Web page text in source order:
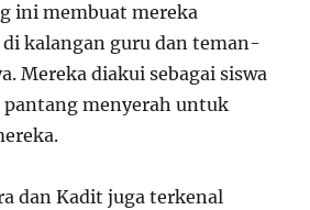
ini membuat mereka
kalangan guru dan teman-
Mereka diakui sebagai siswa
pantang menyerah untuk
dan Kadit juga terkenal